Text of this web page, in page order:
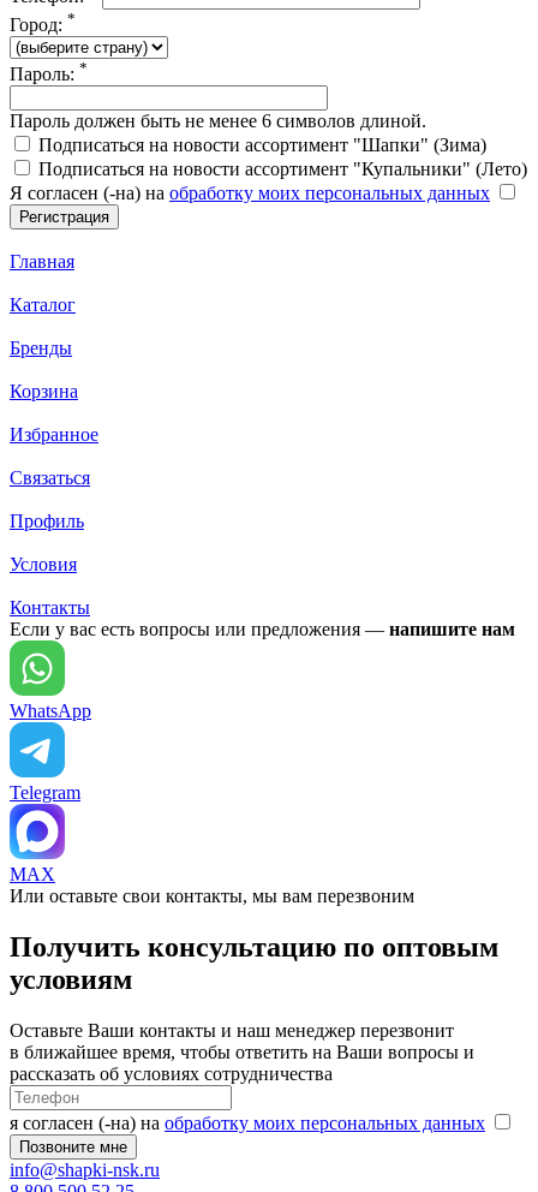
Город: *
Пароль: *
Пароль должен быть не менее 6 символов длиной.
Подписаться на новости ассортимент "Шапки" (Зима)
Подписаться на новости ассортимент "Купальники" (Лето)
Я согласен (-на) на обработку моих персональных данных
Главная
Каталог
Бренды
Корзина
Избранное
Связаться
Профиль
Условия
Контакты
Если у вас есть вопросы или предложения — напишите нам
WhatsApp
Telegram
MAX
Или оставьте свои контакты, мы вам перезвоним
Получить консультацию по оптовым
условиям
Оставьте Ваши контакты и наш менеджер перезвонит
в ближайшее время, чтобы ответить на Ваши вопросы и
рассказать об условиях сотрудничества
я согласен (-на) на обработку моих персональных данных
info@shapki-nsk.ru